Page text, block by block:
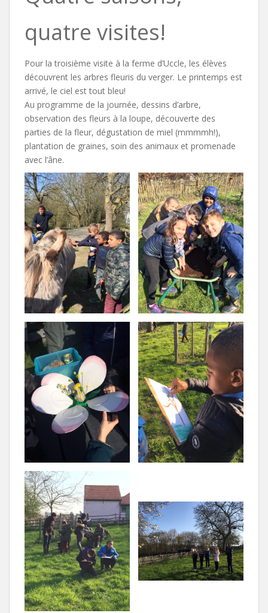
quatre visites!
Pour la troisième visite à la ferme d’Uccle, les élèves
découvrent les arbres fleuris du verger. Le printemps est
arrivé, le ciel est tout bleu!
Au programme de la journée, dessins d’arbre,
observation des fleurs à la loupe, découverte des
parties de la fleur, dégustation de miel (mmmmh!),
plantation de graines, soin des animaux et promenade
avec l’âne.